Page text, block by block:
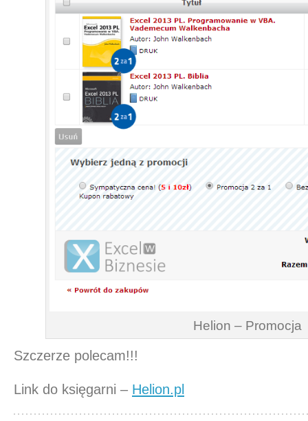
Helion – Promocja
Szczerze polecam!!!
Link do księgarni – Helion.pl